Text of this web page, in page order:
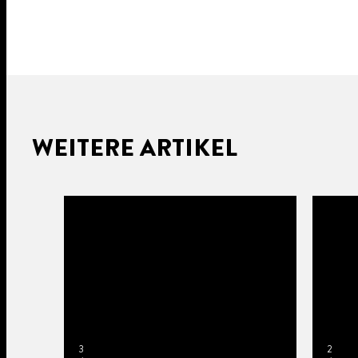
WEITERE ARTIKEL
3
2